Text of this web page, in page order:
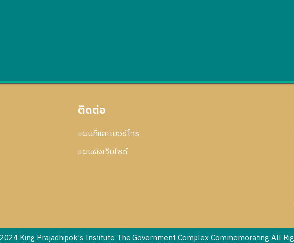
ติดต่อ
แผนที่และเบอร์โทร
แผนผังเว็บไซด์
2024 King Prajadhipok's Institute The Government Complex Commemorating All